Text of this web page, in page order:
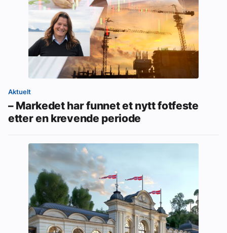
Aktuelt
– Markedet har funnet et nytt fotfeste
etter en krevende periode